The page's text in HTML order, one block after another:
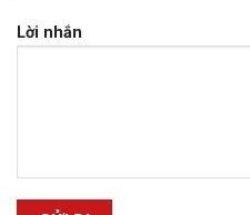
Lời nhắn